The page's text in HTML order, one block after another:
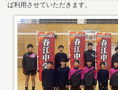
ば利用させていただきます。